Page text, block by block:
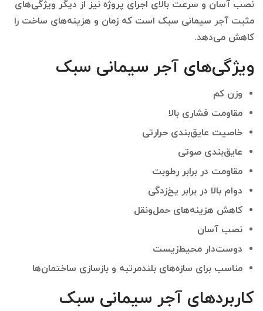
نصب آسان و سرعت بالای اجرای پروژه نیز از دیگر ویژگی‌های
مثبت آجر سیمانی سبک است که زمان و هزینه‌های ساخت را
کاهش می‌دهد.
ویژگی‌های آجر سیمانی سبک
وزن کم
مقاومت فشاری بالا
خاصیت عایق‌بندی حرارتی
عایق‌بندی صوتی
مقاومت در برابر رطوبت
دوام بالا در برابر یخ‌زدگی
کاهش هزینه‌های حمل‌ونقل
نصب آسان
دوست‌دار محیط‌زیست
مناسب برای سازه‌های بلندمرتبه و بازسازی ساختمان‌ها
کاربردهای آجر سیمانی سبک